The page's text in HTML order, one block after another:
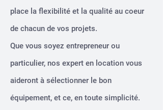
place la flexibilité et la qualité au coeur
de chacun de vos projets.
Que vous soyez entrepreneur ou
particulier, nos expert en location vous
aideront à sélectionner le bon
équipement, et ce, en toute simplicité.